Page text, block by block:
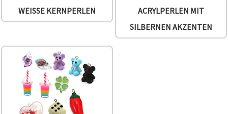
WEISSE KERNPERLEN
ACRYLPERLEN MIT
SILBERNEN AKZENTEN